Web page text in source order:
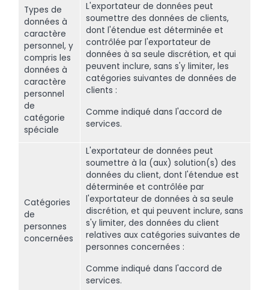
Types de
données à
caractère
personnel, y
compris les
données à
caractère
personnel
de
catégorie
spéciale
L'exportateur de données peut
soumettre des données de clients,
dont l'étendue est déterminée et
contrôlée par l'exportateur de
données à sa seule discrétion, et qui
peuvent inclure, sans s'y limiter, les
catégories suivantes de données de
clients :
Comme indiqué dans l'accord de
services.
Catégories
de
personnes
concernées
L'exportateur de données peut
soumettre à la (aux) solution(s) des
données du client, dont l'étendue est
déterminée et contrôlée par
l'exportateur de données à sa seule
discrétion, et qui peuvent inclure, sans
s'y limiter, des données du client
relatives aux catégories suivantes de
personnes concernées :
Comme indiqué dans l'accord de
services.